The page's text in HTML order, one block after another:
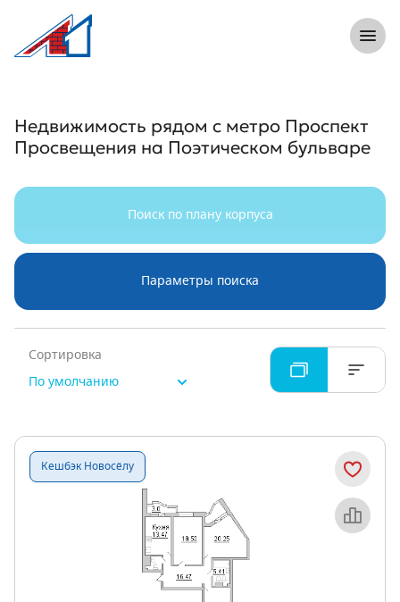
Л1 Строительная компания №1
Недвижимость рядом с метро
Недвижимость рядом с метро Проспект
Просвещения на Поэтическом бульваре
Поиск по плану корпуса
Параметры поиска
Сортировка
По умолчанию
Кешбэк Новосёлу
Объект месяца